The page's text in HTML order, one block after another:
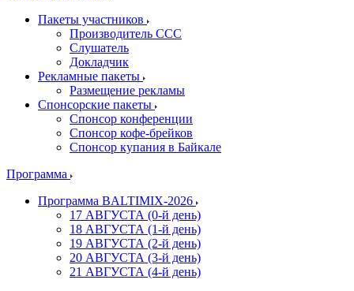
Пакеты участников
Производитель ССС
Слушатель
Докладчик
Рекламные пакеты
Размещение рекламы
Спонсорские пакеты
Спонсор конференции
Спонсор кофе-брейков
Спонсор купания в Байкале
Программа
Программа BALTIMIX-2026
17 АВГУСТА (0-й день)
18 АВГУСТА (1-й день)
19 АВГУСТА (2-й день)
20 АВГУСТА (3-й день)
21 АВГУСТА (4-й день)